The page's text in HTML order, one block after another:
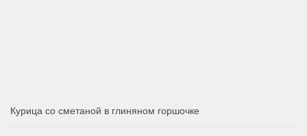
Курица со сметаной в глиняном горшочке